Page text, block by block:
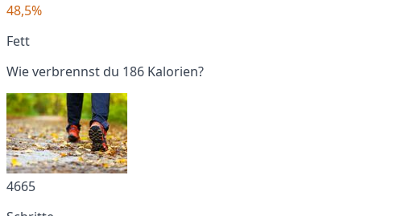
48,5%
Fett
Wie verbrennst du 186 Kalorien?
4665